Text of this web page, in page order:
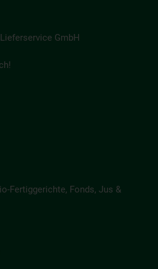
GmbH
Fertiggerichte, Fonds, Jus &